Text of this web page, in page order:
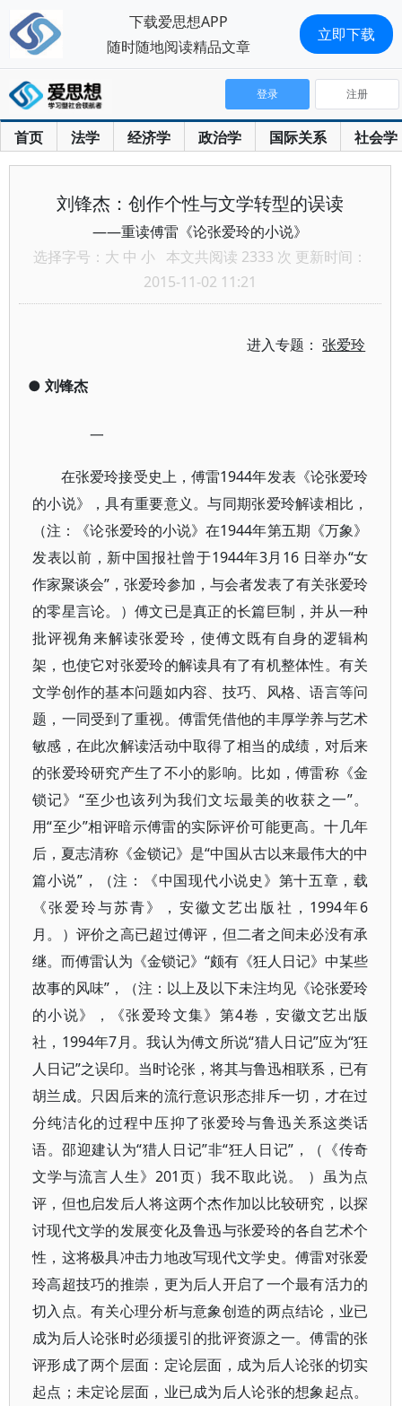
首页 法学 经济学 政治学 国际关系 社会学
登录 注册
刘锋杰：创作个性与文学转型的误读
——重读傅雷《论张爱玲的小说》
选择字号： 大 中 小 本文共阅读 2333 次 更新时间：
2015-11-02 11:21
进入专题：张爱玲
● 刘锋杰
一
在张爱玲接受史上，傅雷1944年发表《论张爱玲
的小说》，具有重要意义。与同期张爱玲解读相比，
（注：《论张爱玲的小说》在1944年第五期《万象》
发表以前，新中国报社曾于1944年3月16 日举办“女
作家聚谈会”，张爱玲参加，与会者发表了有关张爱玲
的零星言论。）傅文已是真正的长篇巨制，并从一种
批评视角来解读张爱玲，使傅文既有自身的逻辑构
架，也使它对张爱玲的解读具有了有机整体性。有关
文学创作的基本问题如内容、技巧、风格、语言等问
题，一同受到了重视。傅雷凭借他的丰厚学养与艺术
敏感，在此次解读活动中取得了相当的成绩，对后来
的张爱玲研究产生了不小的影响。比如，傅雷称《金
锁记》“至少也该列为我们文坛最美的收获之一”。
用“至少”相评暗示傅雷的实际评价可能更高。十几年
后，夏志清称《金锁记》是“中国从古以来最伟大的中
篇小说”，（注：《中国现代小说史》第十五章，载
《张爱玲与苏青》，安徽文艺出版社，1994年6
月。）评价之高已超过傅评，但二者之间未必没有承
继。而傅雷认为《金锁记》“颇有《狂人日记》中某些
故事的风味”，（注：以上及以下未注均见《论张爱玲
的小说》，《张爱玲文集》第4卷，安徽文艺出版
社，1994年7月。我认为傅文所说“猎人日记”应为“狂
人日记”之误印。当时论张，将其与鲁迅相联系，已有
胡兰成。只因后来的流行意识形态排斥一切，才在过
分纯洁化的过程中压抑了张爱玲与鲁迅关系这类话
语。邵迎建认为“猎人日记”非“狂人日记”，（《传奇
文学与流言人生》201页）我不取此说。 ）虽为点
评，但也启发后人将这两个杰作加以比较研究，以探
讨现代文学的发展变化及鲁迅与张爱玲的各自艺术个
性，这将极具冲击力地改写现代文学史。傅雷对张爱
玲高超技巧的推崇，更为后人开启了一个最有活力的
切入点。有关心理分析与意象创造的两点结论，业已
成为后人论张时必须援引的批评资源之一。傅雷的张
评形成了两个层面：定论层面，成为后人论张的切实
起点；未定论层面，业已成为后人论张的想象起点。
下载爱思想APP
随时随地阅读精品文章
立即下载